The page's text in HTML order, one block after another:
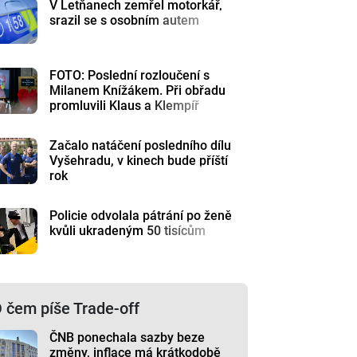
V Letňanech zemřel motorkář,
srazil se s osobním autem
FOTO: Poslední rozloučení s
Milanem Knížákem. Při obřadu
promluvili Klaus a Klempíř
Začalo natáčení posledního dílu
Vyšehradu, v kinech bude příští
rok
Policie odvolala pátrání po ženě
kvůli ukradeným 50 tisícům
čem píše Trade-off
ČNB ponechala sazby beze
změny, inflace má krátkodobě